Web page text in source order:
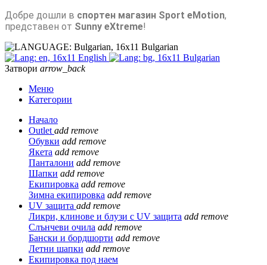
Добре дошли в спортен магазин Sport eMotion,
представен от Sunny eXtreme!
Bulgarian
English
Bulgarian
Затвори arrow_back
Меню
Категории
Начало
Outlet add remove
Обувки add remove
Якета add remove
Панталони add remove
Шапки add remove
Екипировка add remove
Зимна екипировка add remove
UV защита add remove
Ликри, клинове и блузи с UV защита add remove
Слънчеви очила add remove
Бански и бордшорти add remove
Летни шапки add remove
Екипировка под наем